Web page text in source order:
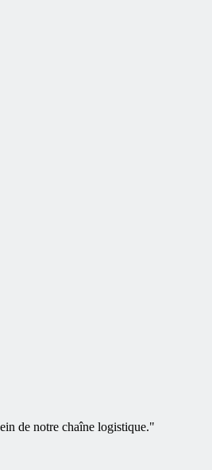
de notre chaîne logistique."